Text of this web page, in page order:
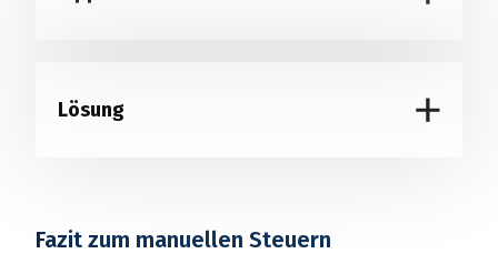
Lösung
Fazit zum manuellen Steuern